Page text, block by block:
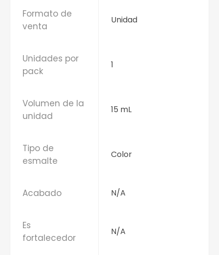
Formato de
venta
Unidad
Unidades por
pack
1
Volumen de la
unidad
15 mL
Tipo de
esmalte
Color
Acabado N/A
Es
fortalecedor
N/A